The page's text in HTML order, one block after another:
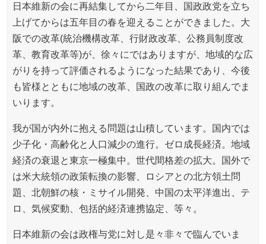
日本維新の会に再結集してから二年目、国政政党を立ち
上げてからは五年目の春を迎えることができました。大
阪での改革(統治機構改革、行財政改革、公務員制度改
革、教育改革等)が、徐々にではありますが、地域的な広
がりを持って評価されるようになった結果であり、今後
も皆様とともに地域の改革、国政の改革に取り組んでま
いります。
我が国が内外に抱える問題は山積しています。国内では
少子化・高齢化と人口減少の進行。ゼロ成長経済。地域
経済の衰退と東京一極集中。世代間格差の拡大。国外で
は米大統領の政策転換の影響、ロシアとの北方領土問
題、北朝鮮の核・ミサイル開発、中国の太平洋進出、テ
ロ、気候変動、包括的経済連携協定、等々。
日本維新の会は政権与党に対し是々非々で臨んでいま